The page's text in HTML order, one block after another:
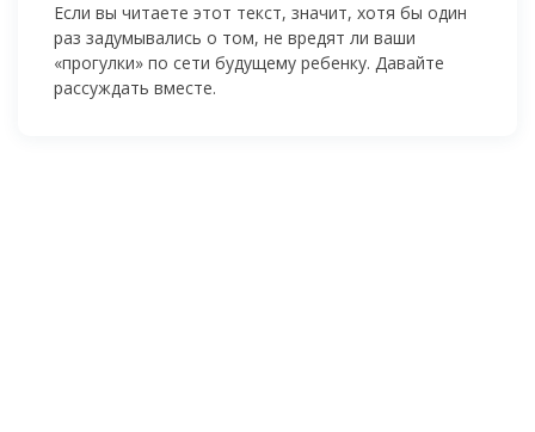
Если вы читаете этот текст, значит, хотя бы один
раз задумывались о том, не вредят ли ваши
«прогулки» по сети будущему ребенку. Давайте
рассуждать вместе.